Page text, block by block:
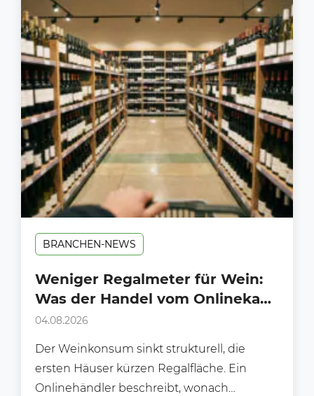
BRANCHEN-NEWS
Weniger Regalmeter für Wein:
Was der Handel vom Onlinekauf
lernen kann
04.08.2026
Der Weinkonsum sinkt strukturell, die
ersten Häuser kürzen Regalfläche. Ein
Onlinehändler beschreibt, wonach